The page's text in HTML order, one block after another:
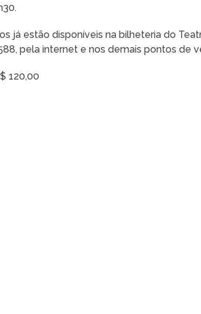
já estão disponíveis na bilheteria do
pela internet e nos demais pontos de
120,00